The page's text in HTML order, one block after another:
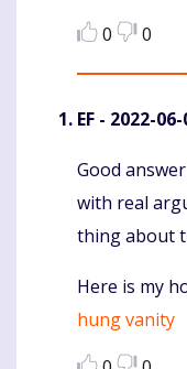
0
0
EF - 2022-
Komentaras
Good
with real
thing about
Here is my
hung vanity